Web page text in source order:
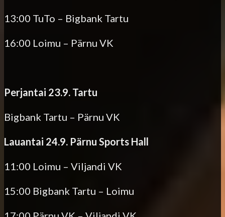
13:00 TuTo – Bigbank Tartu
16:00 Loimu – Pärnu VK
Perjantai 23.9. Tartu
Bigbank Tartu – Pärnu VK
Lauantai 24.9. Pärnu Sports Hall
11:00 Loimu – Viljandi VK
15:00 Bigbank Tartu – Loimu